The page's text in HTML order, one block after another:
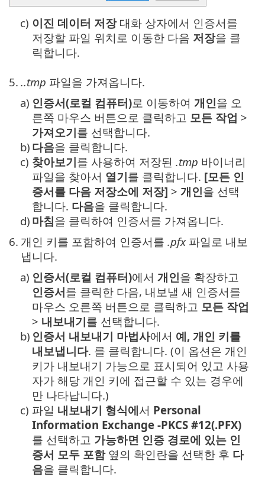
c) 이진 데이터 저장대화 상자에서 인증서를
저장할 파일 위치로 이동한 다음 저장을 클
릭합니다.
5. ..tmp 파일을 가져옵니다.
a) 인증서(로컬 컴퓨터)로 이동하여 개인을 오
른쪽 마우스 버튼으로 클릭하고 모든 작업 >
가져오기를 선택합니다.
b) 다음을 클릭합니다.
c) 찾아보기를 사용하여 저장된 .tmp 바이너리
파일을 찾아서 열기를 클릭합니다. [모든 인
증서를 다음 저장소에 저장] > 개인을 선택
합니다. 다음을 클릭합니다.
d) 마침을 클릭하여 인증서를 가져옵니다.
6. 개인 키를 포함하여 인증서를 .pfx파일로 내보
냅니다.
a) 인증서(로컬 컴퓨터)에서 개인을 확장하고
인증서를 클릭한 다음, 내보낼 새 인증서를
마우스 오른쪽 버튼으로 클릭하고 모든 작업
> 내보내기를 선택합니다.
b) 인증서 내보내기 마법사에서 예, 개인 키를
내보냅니다. 를 클릭합니다. (이 옵션은 개인
키가 내보내기 가능으로 표시되어 있고 사용
자가 해당 개인 키에 접근할 수 있는 경우에
만 나타납니다.)
c) 파일 내보내기 형식에서 Personal
Information Exchange -PKCS #12(.PFX)
를 선택하고 가능하면 인증 경로에 있는 인
증서 모두 포함옆의 확인란을 선택한 후 다
음을 클릭합니다.